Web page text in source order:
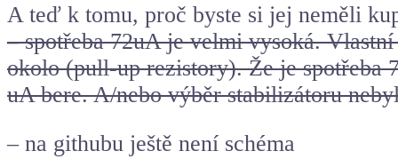
A teď k tomu, proč byste si jej neměli
– spotřeba 72uA je velmi vysoká.
okolo (pull-up rezistory). Že je spotřeba
uA bere. A/nebo výběr stabilizátoru
– na githubu ještě není schéma